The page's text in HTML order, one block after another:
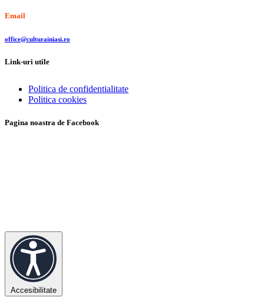
Email
office@culturainiasi.ro
Link-uri utile
Politica de confidentialitate
Politica cookies
Pagina noastra de Facebook
Accesibilitate